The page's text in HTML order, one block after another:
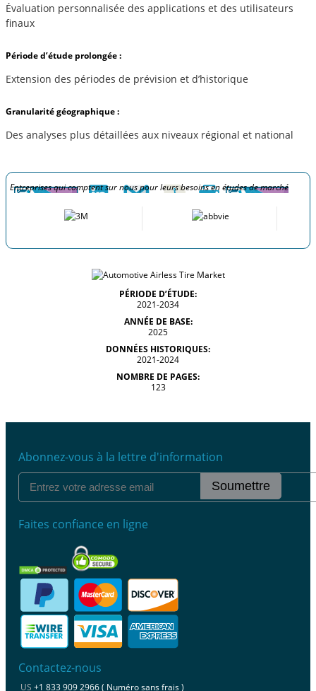
Évaluation personnalisée des applications et des utilisateurs
finaux
Période d’étude prolongée :
Extension des périodes de prévision et d’historique
Granularité géographique :
Des analyses plus détaillées aux niveaux régional et national
Entreprises qui comptent sur nous pour leurs besoins en études de marché
PÉRIODE D’ÉTUDE:
2021-2034
ANNÉE DE BASE:
2025
DONNÉES HISTORIQUES:
2021-2024
NOMBRE DE PAGES:
123
Abonnez-vous à la lettre d'information
Soumettre
Faites confiance en ligne
Contactez-nous
US +1 833 909 2966 ( Numéro sans frais )